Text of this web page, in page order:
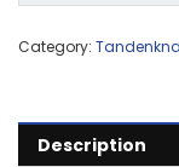
Category:
Description